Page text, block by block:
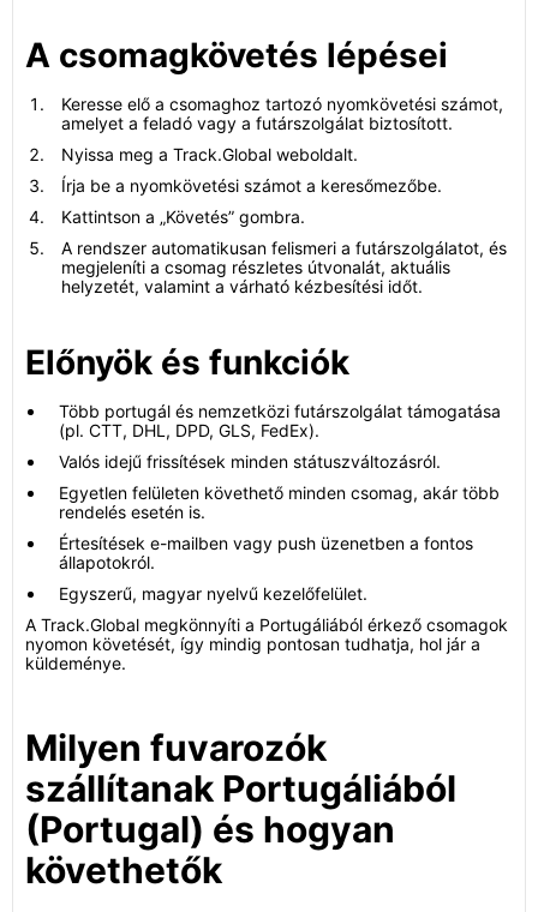
A csomagkövetés lépései
Keresse elő a csomaghoz tartozó nyomkövetési számot,
amelyet a feladó vagy a futárszolgálat biztosított.
Nyissa meg a Track.Global weboldalt.
Írja be a nyomkövetési számot a keresőmezőbe.
Kattintson a „Követés” gombra.
A rendszer automatikusan felismeri a futárszolgálatot, és
megjeleníti a csomag részletes útvonalát, aktuális
helyzetét, valamint a várható kézbesítési időt.
Előnyök és funkciók
Több portugál és nemzetközi futárszolgálat támogatása
(pl. CTT, DHL, DPD, GLS, FedEx).
Valós idejű frissítések minden státuszváltozásról.
Egyetlen felületen követhető minden csomag, akár több
rendelés esetén is.
Értesítések e-mailben vagy push üzenetben a fontos
állapotokról.
Egyszerű, magyar nyelvű kezelőfelület.
A Track.Global megkönnyíti a Portugáliából érkező csomagok
nyomon követését, így mindig pontosan tudhatja, hol jár a
küldeménye.
Milyen fuvarozók
szállítanak Portugáliából
(Portugal) és hogyan
követhetők